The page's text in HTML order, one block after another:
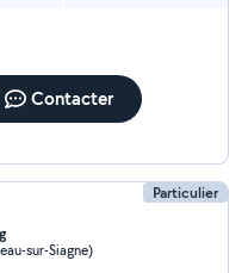
Contacter
Particulier
sur-Siagne)